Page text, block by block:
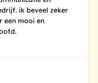
ik beveel zeker
een mooi en